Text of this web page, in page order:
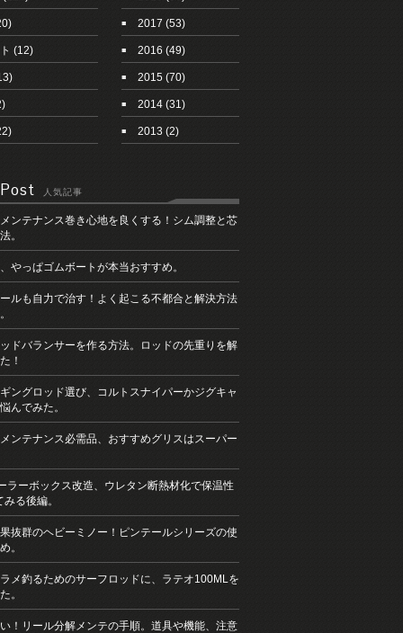
(12)
2017 (53)
2016 (49)
2015 (70)
2014 (31)
2013 (2)
人気記事
ンテナンス巻き心地を良くする！シム調整と芯
。
やっぱゴムボートが本当おすすめ。
ルも自力で治す！よく起こる不都合と解決方法
ドバランサーを作る方法。ロッドの先重りを解
！
ングロッド選び、コルトスナイパーかジグキャ
んでみた。
ンテナンス必需品、おすすめグリスはスーパー
ラーボックス改造、ウレタン断熱材化で保温性
る後編。
抜群のヘビーミノー！ピンテールシリーズの使
。
メ釣るためのサーフロッドに、ラテオ100MLを
。
！リール分解メンテの手順。道具や機能、注意